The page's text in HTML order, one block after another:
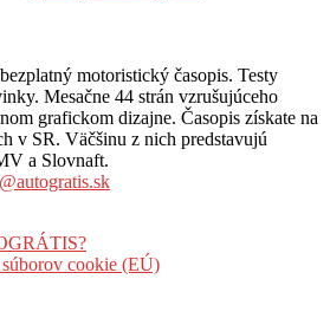
motoristický časopis. Testy
Mesačne 44 strán vzrušujúceho
grafickom dizajne. Časopis získate na
v SR. Väčšinu z nich predstavujú
a Slovnaft.
cookie (EÚ)